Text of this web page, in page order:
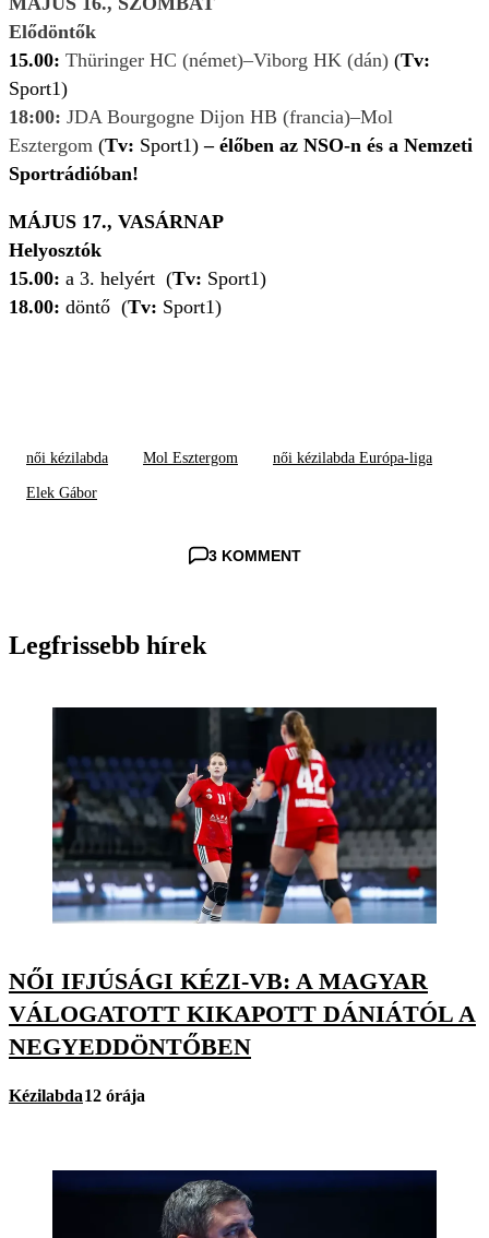
Elődöntők
15.00: Thüringer HC (német)–Viborg HK (dán) (Tv:
Sport1)
18:00: JDA Bourgogne Dijon HB (francia)–Mol
Esztergom (Tv: Sport1)– élőben az NSO-n és a Nemzeti
Sportrádióban!
MÁJUS 17., VASÁRNAP
Helyosztók
15.00: a 3. helyért (Tv: Sport1)
18.00: döntő (Tv: Sport1)
női kézilabda Mol Esztergom női kézilabda Európa-liga
Elek Gábor
3 KOMMENT
Legfrissebb hírek
NŐI IFJÚSÁGI KÉZI-VB: A MAGYAR
VÁLOGATOTT KIKAPOTT DÁNIÁTÓL A
NEGYEDDÖNTŐBEN
Kézilabda12 órája